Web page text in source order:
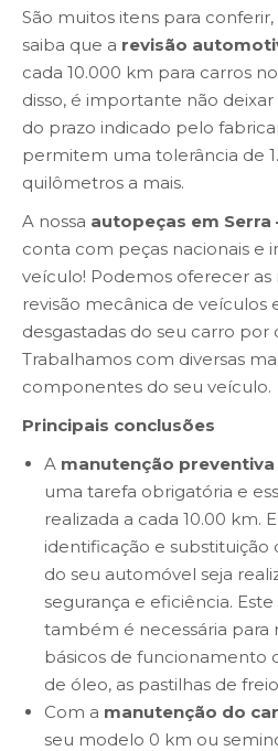
São muitos itens para
saiba que a revisão
cada 10.000 km para carros
disso, é importante não
do prazo indicado pelo
permitem uma tolerância de
quilômetros a mais.
A nossa autopeças em Serra
conta com peças nacionais e
veículo! Podemos oferecer
revisão mecânica de veículos
desgastadas do seu carro por
Trabalhamos com diversas
componentes do seu veículo.
Principais conclusões
A manutenção preventiva
uma tarefa obrigatória e
realizada a cada 10.00 km.
identificação e substituição
do seu automóvel seja
segurança e eficiência.
também é necessária para
básicos de funcionamento
de óleo, as pastilhas de
Com a manutenção do
seu modelo 0 km ou